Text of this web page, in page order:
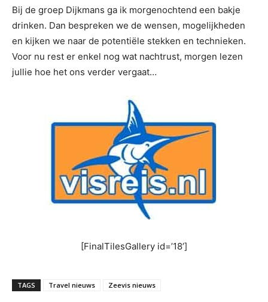
Bij de groep Dijkmans ga ik morgenochtend een bakje
drinken. Dan bespreken we de wensen, mogelijkheden
en kijken we naar de potentiële stekken en technieken.
Voor nu rest er enkel nog wat nachtrust, morgen lezen
jullie hoe het ons verder vergaat…
[FinalTilesGallery id=’18’]
TAGS Travel nieuws Zeevis nieuws